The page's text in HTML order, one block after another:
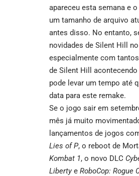
apareceu esta semana e
um tamanho de arquivo
antes disso. No entanto,
novidades de Silent Hill
especialmente com
de Silent Hill acontecendo
pode levar um tempo até
data para este remake.
Se o jogo sair em
mês já muito
lançamentos de jogos
Lies of P, o reboot de
Kombat 1, o novo DLC
Libertye RoboCop: Rogue